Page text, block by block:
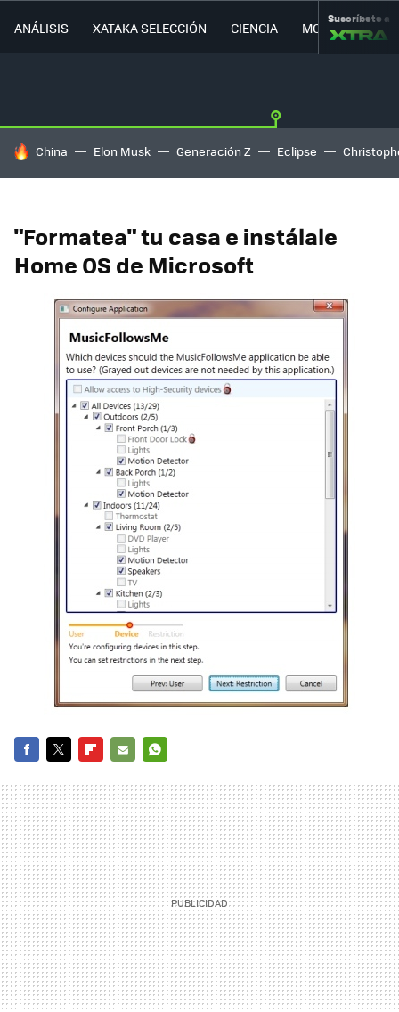
ANÁLISIS XATAKA SELECCIÓN CIENCIA MOVILIDAD
Suscríbete a
HOY SE HABLA DE
China Elon Musk Generación Z Eclipse
"Formatea" tu casa e instálale
Home OS de Microsoft
MAIL